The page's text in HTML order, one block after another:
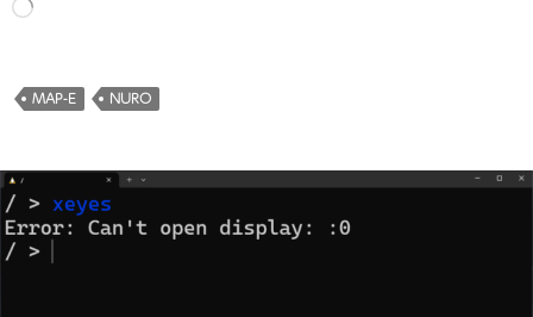
み
中…
MAP-E NURO